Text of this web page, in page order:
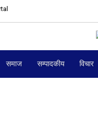
समाज सम्पादकीय विचार